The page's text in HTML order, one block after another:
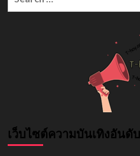
เว็บไซต์ความบันเทิงอันดั